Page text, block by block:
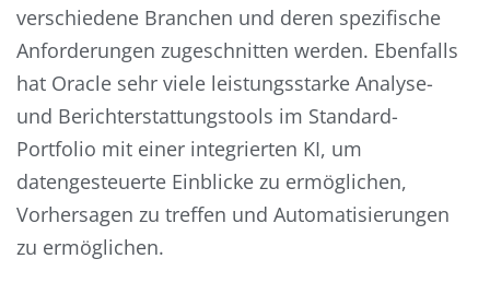
verschiedene Branchen und deren spezifische
Anforderungen zugeschnitten werden. Ebenfalls
hat Oracle sehr viele leistungsstarke Analyse-
und Berichterstattungstools im Standard-
Portfolio mit einer integrierten KI, um
datengesteuerte Einblicke zu ermöglichen,
Vorhersagen zu treffen und Automatisierungen
zu ermöglichen.